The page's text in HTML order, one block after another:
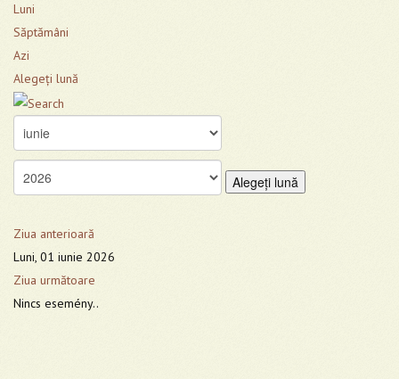
Luni
Săptămâni
Azi
Alegeţi lună
Alegeţi lună
Ziua anterioară
Luni, 01 iunie 2026
Ziua următoare
Nincs esemény..